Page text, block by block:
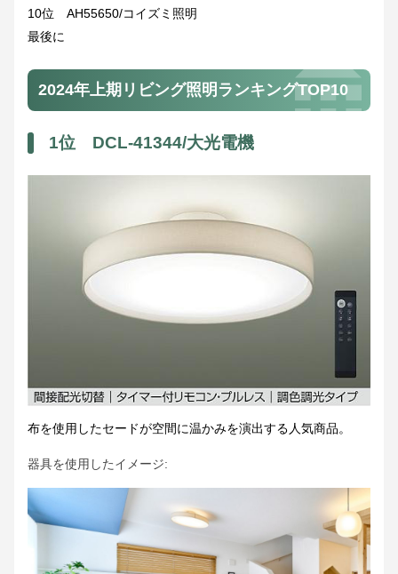
10位 AH55650/コイズミ照明
最後に
2024年上期リビング照明ランキングTOP10
1位 DCL-41344/大光電機
布を使用したセードが空間に温かみを演出する人気商品。
器具を使用したイメージ: